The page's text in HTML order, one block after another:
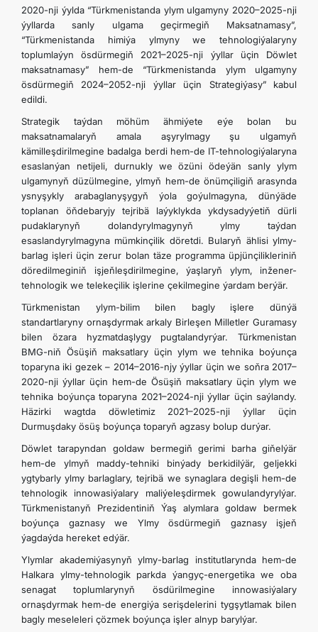
2020-nji ýylda “Türkmenistanda ylym ulgamyny 2020–2025-nji
ýyllarda sanly ulgama geçirmegiň Maksatnamasy”,
“Türkmenistanda himiýa ylmyny we tehnologiýalaryny
toplumlaýyn ösdürmegiň 2021–2025-nji ýyllar üçin Döwlet
maksatnamasy” hem-de “Türkmenistanda ylym ulgamyny
ösdürmegiň 2024–2052-nji ýyllar üçin Strategiýasy” kabul
edildi.
Strategik taýdan möhüm ähmiýete eýe bolan bu
maksatnamalaryň amala aşyrylmagy şu ulgamyň
kämilleşdirilmegine badalga berdi hem-de IT-tehnologiýalaryna
esaslanýan netijeli, durnukly we özüni ödeýän sanly ylym
ulgamynyň düzülmegine, ylmyň hem-de önümçiligiň arasynda
ysnyşykly arabaglanyşygyň ýola goýulmagyna, dünýäde
toplanan öňdebaryjy tejribä laýyklykda ykdysadyýetiň dürli
pudaklarynyň dolandyrylmagynyň ylmy taýdan
esaslandyrylmagyna mümkinçilik döretdi. Bularyň ählisi ylmy-
barlag işleri üçin zerur bolan täze programma üpjünçilikleriniň
döredilmeginiň işjeňleşdirilmegine, ýaşlaryň ylym, inžener-
tehnologik we telekeçilik işlerine çekilmegine ýardam berýär.
Türkmenistan ylym-bilim bilen bagly işlere dünýä
standartlaryny ornaşdyrmak arkaly Birleşen Milletler Guramasy
bilen özara hyzmatdaşlygy pugtalandyrýar. Türkmenistan
BMG-niň Ösüşiň maksatlary üçin ylym we tehnika boýunça
toparyna iki gezek – 2014–2016-njy ýyllar üçin we soňra 2017–
2020-nji ýyllar üçin hem-de Ösüşiň maksatlary üçin ylym we
tehnika boýunça toparyna 2021–2024-nji ýyllar üçin saýlandy.
Häzirki wagtda döwletimiz 2021–2025-nji ýyllar üçin
Durmuşdaky ösüş boýunça toparyň agzasy bolup durýar.
Döwlet tarapyndan goldaw bermegiň gerimi barha giňelýär
hem-de ylmyň maddy-tehniki binýady berkidilýär, geljekki
ygtybarly ylmy barlaglary, tejribä we synaglara degişli hem-de
tehnologik innowasiýalary maliýeleşdirmek gowulandyrylýar.
Türkmenistanyň Prezidentiniň Ýaş alymlara goldaw bermek
boýunça gaznasy we Ylmy ösdürmegiň gaznasy işjeň
ýagdaýda hereket edýär.
Ylymlar akademiýasynyň ylmy-barlag institutlarynda hem-de
Halkara ylmy-tehnologik parkda ýangyç-energetika we oba
senagat toplumlarynyň ösdürilmegine innowasiýalary
ornaşdyrmak hem-de energiýa serişdelerini tygşytlamak bilen
bagly meseleleri çözmek boýunça işler alnyp barylýar.